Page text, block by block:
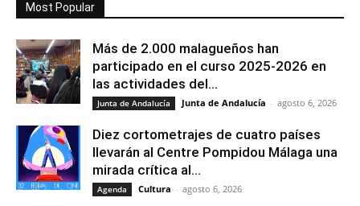
Most Popular
Más de 2.000 malagueños han
participado en el curso 2025-2026 en
las actividades del...
Junta de Andalucía Junta de Andalucía - agosto 6, 2026
Diez cortometrajes de cuatro países
llevarán al Centre Pompidou Málaga una
mirada crítica al...
Agenda Cultura - agosto 6, 2026